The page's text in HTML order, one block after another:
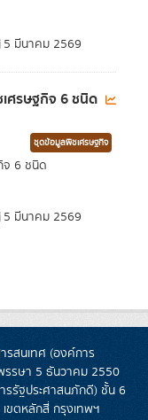
5 มีนาคม 2569
ศรษฐกิจ 6 ชนิด
ชุดข้อมูลพืชเศรษฐกิจ
จ 6 ชนิด
5 มีนาคม 2569
รสนเทศ (องค์การ
รรษา 5 ธันวาคม 2550
รรัฐประศาสนภักดี) ชั้น 6
ขตหลักสี่ กรุงเทพฯ